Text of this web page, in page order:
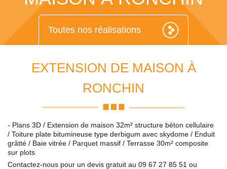
Toutes nos réalisations
EXTENSION DE MAISON À
RONCHIN
- Plans 3D / Extension de maison 32m² structure béton cellulaire
/ Toiture plate bitumineuse type derbigum avec skydome / Enduit
grâtté / Baie vitrée / Parquet massif / Terrasse 30m² composite
sur plots
Contactez-nous pour un devis gratuit au 09 67 27 85 51 ou